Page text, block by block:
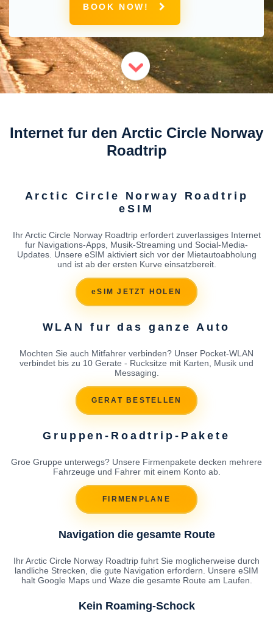
BOOK NOW!
Internet fur den Arctic Circle Norway
Roadtrip
Arctic Circle Norway Roadtrip
eSIM
Ihr Arctic Circle Norway Roadtrip erfordert zuverlassiges Internet
fur Navigations-Apps, Musik-Streaming und Social-Media-
Updates. Unsere eSIM aktiviert sich vor der Mietautoabholung
und ist ab der ersten Kurve einsatzbereit.
eSIM JETZT HOLEN
WLAN fur das ganze Auto
Mochten Sie auch Mitfahrer verbinden? Unser Pocket-WLAN
verbindet bis zu 10 Gerate - Rucksitze mit Karten, Musik und
Messaging.
GERAT BESTELLEN
Gruppen-Roadtrip-Pakete
Groe Gruppe unterwegs? Unsere Firmenpakete decken mehrere
Fahrzeuge und Fahrer mit einem Konto ab.
FIRMENPLANE
Navigation die gesamte Route
Ihr Arctic Circle Norway Roadtrip fuhrt Sie moglicherweise durch
landliche Strecken, die gute Navigation erfordern. Unsere eSIM
halt Google Maps und Waze die gesamte Route am Laufen.
Kein Roaming-Schock